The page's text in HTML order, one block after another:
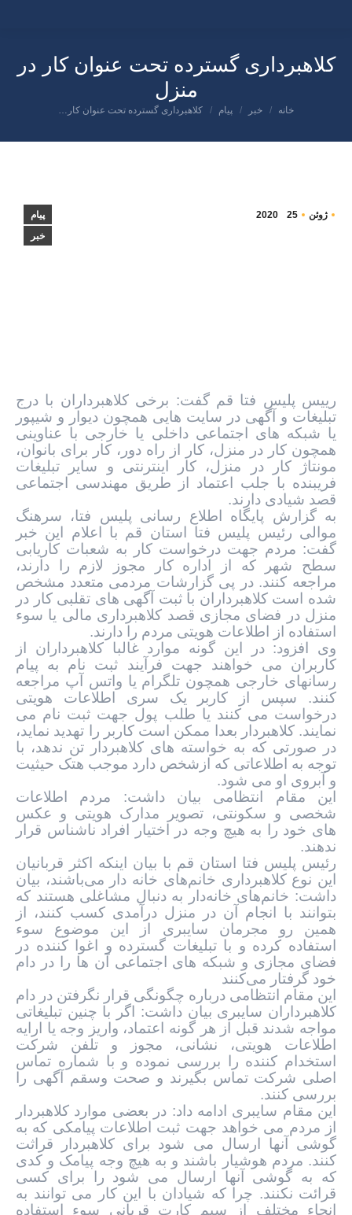
کلاهبرداری گسترده تحت عنوان کار در
منزل
شما اینجا هستید:
خانه خبر پیام کلاهبرداری گسترده تحت عنوان کار…
ژوئن 25
2020
پیام
خبر
رییس پلیس فتا قم گفت: برخی کلاهبرداران با درج
تبلیغات و آگهی در سایت هایی همچون دیوار و شیپور
یا شبکه های اجتماعی داخلی یا خارجی با عناوینی
همچون کار در منزل، کار از راه دور، کار برای بانوان،
مونتاژ کار در منزل، کار اینترنتی و سایر تبلیغات
فریبنده با جلب اعتماد از طریق مهندسی اجتماعی
قصد شیادی دارند.
به گزارش پایگاه اطلاع رسانی پلیس فتا، سرهنگ
موالی رئیس پلیس فتا استان قم با اعلام این خبر
گفت: مردم جهت درخواست کار به شعبات کاریابی
سطح شهر که از اداره کار مجوز لازم را دارند،
مراجعه کنند. در پی گزارشات مردمی متعدد مشخص
شده است کلاهبرداران با ثبت آگهی های تقلبی کار در
منزل در فضای مجازی قصد کلاهبرداری مالی یا سوء
استفاده از اطلاعات هویتی مردم را دارند.
وی افزود: در این گونه موارد غالبا کلاهبرداران از
کاربران می خواهند جهت فرآیند ثبت نام به پیام
رسانهای خارجی همچون تلگرام یا واتس آپ مراجعه
کنند. سپس از کاربر یک سری اطلاعات هویتی
درخواست می کنند یا طلب پول جهت ثبت نام می
نمایند. کلاهبردار بعدا ممکن است کاربر را تهدید نماید،
در صورتی که به خواسته های کلاهبردار تن ندهد، با
توجه به اطلاعاتی که ازشخص دارد موجب هتک حیثیت
و آبروی او می شود.
این مقام انتظامی بیان داشت: مردم اطلاعات
شخصی و سکونتی، تصویر مدارک هویتی و عکس
های خود را به هیچ وجه در اختیار افراد ناشناس قرار
ندهند.
رئیس پلیس فتا استان قم با بیان اینکه اکثر قربانیان
این نوع کلاهبرداری خانم‌های خانه دار می‌باشند، بیان
داشت: خانم‌های خانه‌دار به دنبال مشاغلی هستند که
بتوانند با انجام آن در منزل درآمدی کسب کنند، از
همین رو مجرمان سایبری از این موضوع سوء
استفاده کرده و با تبلیغات گسترده و اغوا کننده در
فضای مجازی و شبکه های اجتماعی آن ها را در دام
خود گرفتار می‌‌کنند
این مقام انتظامی درباره چگونگی قرار نگرفتن در دام
کلاهبرداران سایبری بیان داشت: اگر با چنین تبلیغاتی
مواجه شدند قبل از هر گونه اعتماد، واریز وجه یا ارایه
اطلاعات هویتی، نشانی، مجوز و تلفن شرکت
استخدام کننده را بررسی نموده و با شماره تماس
اصلی شرکت تماس بگیرند و صحت وسقم آگهی را
بررسی کنند.
این مقام سایبری ادامه داد: در بعضی موارد کلاهبردار
از مردم می خواهد جهت ثبت اطلاعات پیامکی که به
گوشی آنها ارسال می شود برای کلاهبردار قراثت
کنند. مردم هوشیار باشند و به هیچ وجه پیامک و کدی
که به گوشی آنها ارسال می شود را برای کسی
قرائت نکنند. چرا که شیادان با این کار می توانند به
انحاء مختلف از سیم کارت قربانی سوء استفاده